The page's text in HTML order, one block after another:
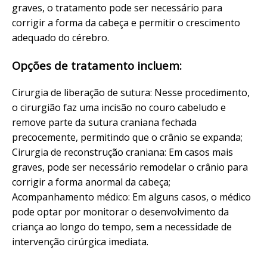
graves, o tratamento pode ser necessário para
corrigir a forma da cabeça e permitir o crescimento
adequado do cérebro.
Opções de tratamento incluem:
Cirurgia de liberação de sutura: Nesse procedimento,
o cirurgião faz uma incisão no couro cabeludo e
remove parte da sutura craniana fechada
precocemente, permitindo que o crânio se expanda;
Cirurgia de reconstrução craniana: Em casos mais
graves, pode ser necessário remodelar o crânio para
corrigir a forma anormal da cabeça;
Acompanhamento médico: Em alguns casos, o médico
pode optar por monitorar o desenvolvimento da
criança ao longo do tempo, sem a necessidade de
intervenção cirúrgica imediata.